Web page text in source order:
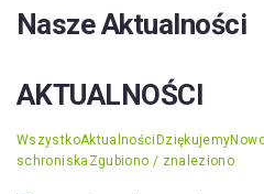
Nasze Aktualności
AKTUALNOŚCI
WszystkoAktualności Dziękujemy
schroniska Zgubiono / znaleziono